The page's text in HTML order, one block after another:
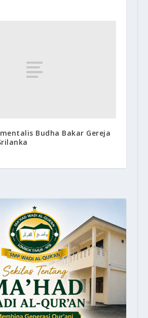
Budha Bakar Gereja